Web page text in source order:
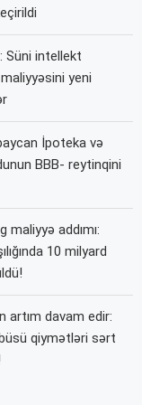
Süni intellekt
yeni
İpoteka və
BBB- reytinqini
addımı:
10 milyard
artım davam edir:
qiymətləri sərt